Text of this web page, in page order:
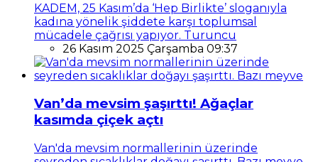
KADEM, 25 Kasım’da ‘Hep Birlikte’ sloganıyla
kadına yönelik şiddete karşı toplumsal
mücadele çağrısı yapıyor. Turuncu
26 Kasım 2025 Çarşamba 09:37
Van’da mevsim şaşırttı! Ağaçlar
kasımda çiçek açtı
Van'da mevsim normallerinin üzerinde